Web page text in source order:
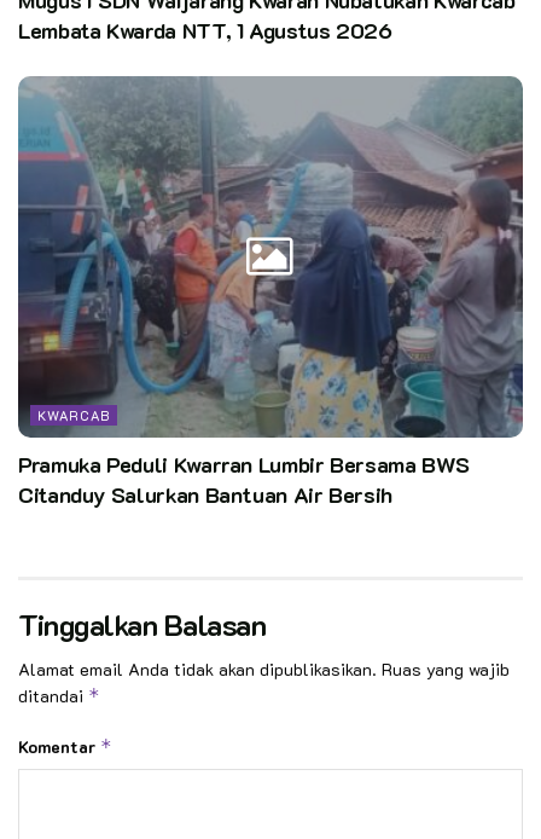
Lembata Kwarda NTT, 1 Agustus 2026
KWARCAB
Pramuka Peduli Kwarran Lumbir Bersama BWS
Citanduy Salurkan Bantuan Air Bersih
Tinggalkan Balasan
Alamat email Anda tidak akan dipublikasikan. Ruas yang wajib
ditandai *
Komentar *